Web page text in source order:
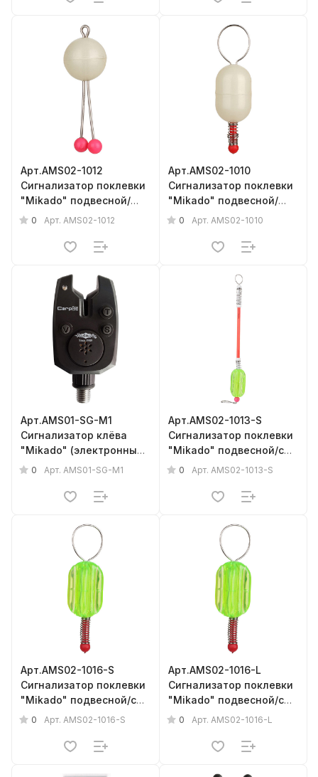
Арт.AMS02-1012
Сигнализатор поклевки
"Mikado" подвесной/
светящийся {фас.=
0 Арт. AMS02-1012
Арт.AMS02-1010
Сигнализатор поклевки
"Mikado" подвесной/
светящийся {фас.=
0 Арт. AMS02-1010
Арт.AMS01-SG-M1
Сигнализатор клёва
"Mikado" (электронный,
элемент 23AE)
0 Арт. AMS01-SG-M1
Арт.AMS02-1013-S
Сигнализатор поклевки
"Mikado" подвесной/с
антизакручивателем
0 Арт. AMS02-1013-S
Арт.AMS02-1016-S
Сигнализатор поклевки
"Mikado" подвесной/с
гнездом под светлячок
0 Арт. AMS02-1016-S
Арт.AMS02-1016-L
Сигнализатор поклевки
"Mikado" подвесной/с
гнездом под светлячок
0 Арт. AMS02-1016-L